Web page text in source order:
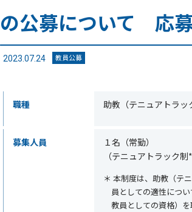
の公募について 応
2023.07.24 教員公募
職種 助教（テニュアトラッ
募集人員
１名（常勤）
（テニュアトラック制*
＊ 本制度は、助教（テ
員としての適性につ
教員としての資格）を